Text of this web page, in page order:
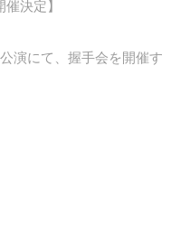
決定】
演にて、握手会を開催す